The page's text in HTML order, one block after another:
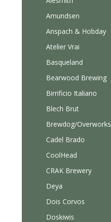
Amundsen
Anspach & Hobday
Atelier Vrai
Basqueland
Bearwood Brewing
Birrificio Italiano
Blech Brut
Brewdog/Overworks
Cadel Brado
CoolHead
CRAK Brewery
Deya
Dois Corvos
Doskiwis